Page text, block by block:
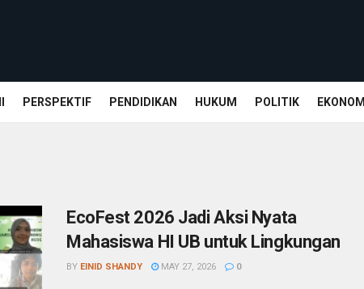
PERSPEKTIF PENDIDIKAN HUKUM POLITIK EKONOMI
EcoFest 2026 Jadi Aksi Nyata
Mahasiswa HI UB untuk Lingkungan
BY EINID SHANDY MAY 27, 2026 0